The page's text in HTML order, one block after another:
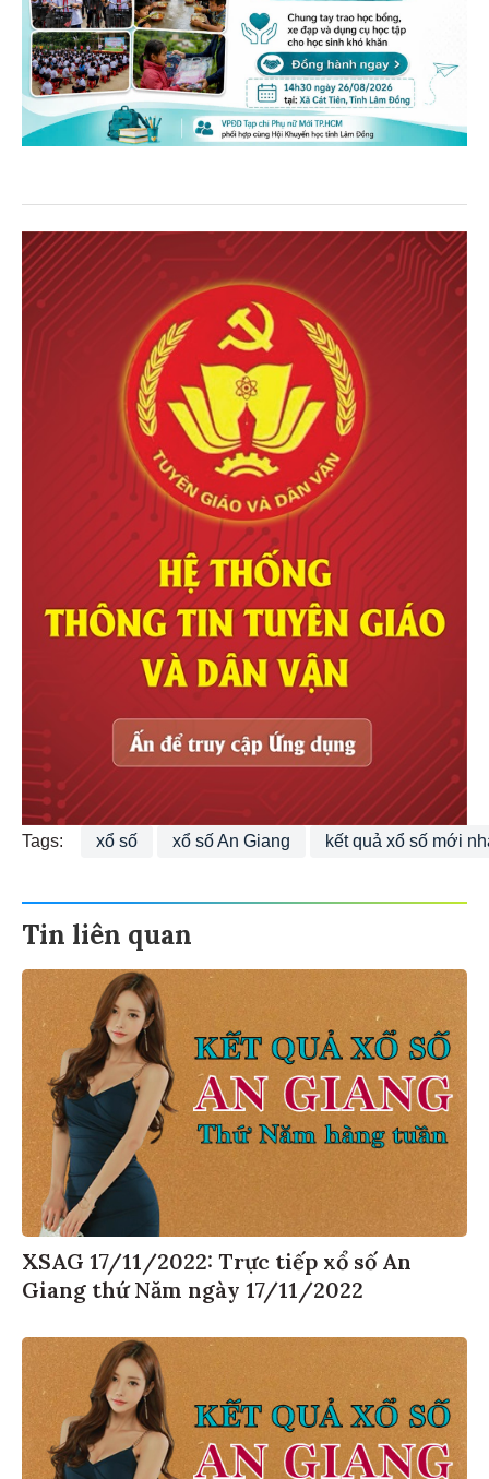
Tags: xổ số xổ số An Giang kết quả xổ số mới
Tin liên quan
XSAG 17/11/2022: Trực tiếp xổ số An
Giang thứ Năm ngày 17/11/2022